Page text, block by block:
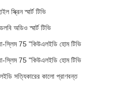
স্মার্ট টিভি
অডিও স্মার্ট টিভি
স্লিম 75 "কিউএলইডি হোম টিভি
স্লিম 75 "কিউএলইডি হোম টিভি
সত্যিকারের কালো প্রাণবন্ত